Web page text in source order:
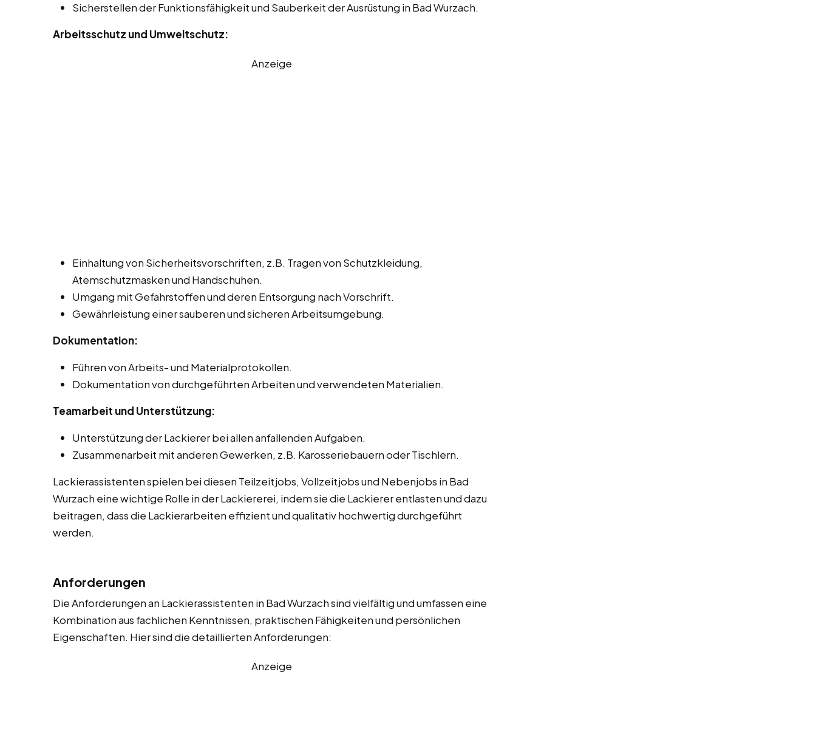
Sicherstellen der Funktionsfähigkeit und Sauberkeit der Ausrüstung in Bad Wurzach.
Arbeitsschutz und Umweltschutz:
Anzeige
Einhaltung von Sicherheitsvorschriften, z.B. Tragen von Schutzkleidung,
Atemschutzmasken und Handschuhen.
Umgang mit Gefahrstoffen und deren Entsorgung nach Vorschrift.
Gewährleistung einer sauberen und sicheren Arbeitsumgebung.
Dokumentation:
Führen von Arbeits- und Materialprotokollen.
Dokumentation von durchgeführten Arbeiten und verwendeten Materialien.
Teamarbeit und Unterstützung:
Unterstützung der Lackierer bei allen anfallenden Aufgaben.
Zusammenarbeit mit anderen Gewerken, z.B. Karosseriebauern oder Tischlern.
Lackierassistenten spielen bei diesen Teilzeitjobs, Vollzeitjobs und Nebenjobs in Bad
Wurzach eine wichtige Rolle in der Lackiererei, indem sie die Lackierer entlasten und dazu
beitragen, dass die Lackierarbeiten effizient und qualitativ hochwertig durchgeführt
werden.
Anforderungen
Die Anforderungen an Lackierassistenten in Bad Wurzach sind vielfältig und umfassen eine
Kombination aus fachlichen Kenntnissen, praktischen Fähigkeiten und persönlichen
Eigenschaften. Hier sind die detaillierten Anforderungen:
Anzeige